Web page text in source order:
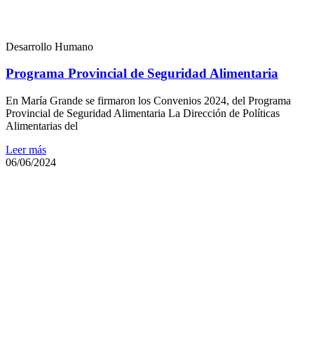
Desarrollo Humano
Programa Provincial de Seguridad Alimentaria
En María Grande se firmaron los Convenios 2024, del Programa
Provincial de Seguridad Alimentaria La Dirección de Políticas
Alimentarias del
Leer más
06/06/2024